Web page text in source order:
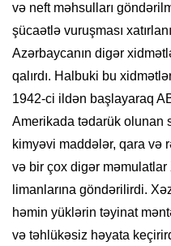
və neft məhsulları
şücaətlə vuruşması
Azərbaycanın digər
qalırdı. Halbuki bu
1942-ci ildən başlayaraq
Amerikada tədarük olunan
kimyəvi maddələr, qara və
və bir çox digər
limanlarına göndərilirdi.
həmin yüklərin təyinat
və təhlükəsiz həyata